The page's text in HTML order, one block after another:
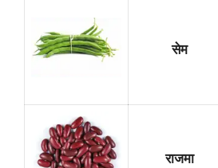
सेम
राजमा